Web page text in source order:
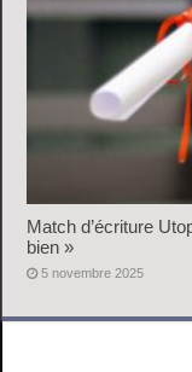
Match d’écriture
bien »
5 novembre 2025